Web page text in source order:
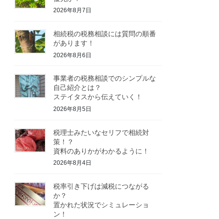
2026年8月7日
相続税の税務相談には質問の順番
があります！
2026年8月6日
事業者の税務相談でのシンプルな
自己紹介とは？
ステイタスから伝えていく！
2026年8月5日
税理士みたいなセリフで相続対
策！？
資料のありかがわかるように！
2026年8月4日
税率引き下げは減税につながる
か？
置かれた状況でシミュレーショ
ン！